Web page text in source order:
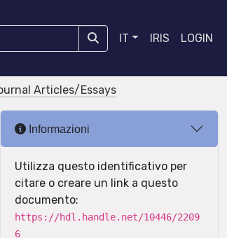
IT IRIS LOGIN
Articles/Essays
Informazioni
Utilizza questo identificativo per
citare o creare un link a questo
documento:
https://hdl.handle.net/10446/2209
6